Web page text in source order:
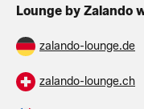
Lounge by Zalando
zalando-lounge.de
zalando-lounge.ch